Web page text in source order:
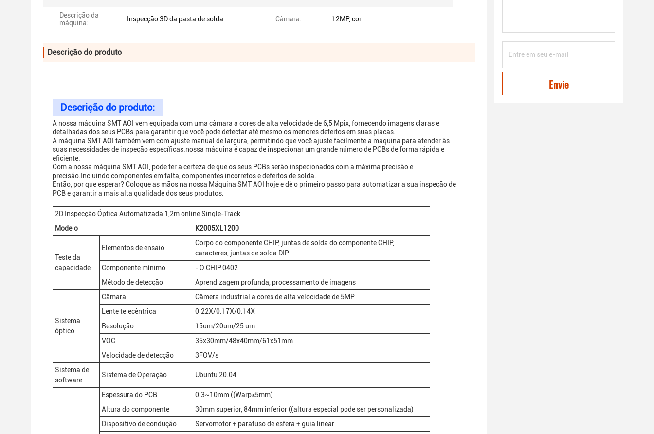
Descrição da
máquina:
Inspecção 3D da pasta de solda Câmara: 12MP, cor
Descrição do produto
Descrição do produto:
A nossa máquina SMT AOI vem equipada com uma câmara a cores de alta velocidade de 6,5 Mpix, fornecendo imagens claras e
detalhadas dos seus PCBs.para garantir que você pode detectar até mesmo os menores defeitos em suas placas.
A máquina SMT AOI também vem com ajuste manual de largura, permitindo que você ajuste facilmente a máquina para atender às
suas necessidades de inspeção específicas.nossa máquina é capaz de inspecionar um grande número de PCBs de forma rápida e
eficiente.
Com a nossa máquina SMT AOI, pode ter a certeza de que os seus PCBs serão inspecionados com a máxima precisão e
precisão.Incluindo componentes em falta, componentes incorretos e defeitos de solda.
Então, por que esperar? Coloque as mãos na nossa Máquina SMT AOI hoje e dê o primeiro passo para automatizar a sua inspeção de
PCB e garantir a mais alta qualidade dos seus produtos.
2D Inspecção Óptica Automatizada 1,2m online Single-Track
Modelo
K2005XL1200
Teste da
capacidade
Elementos de ensaio
Corpo do componente CHIP, juntas de solda do componente CHIP,
caracteres, juntas de solda DIP
Componente mínimo
- O CHIP.0402
Método de detecção
Aprendizagem profunda, processamento de imagens
Sistema
óptico
Câmara
Câmera industrial a cores de alta velocidade de 5MP
Lente telecêntrica
0.22X/0.17X/0.14X
Resolução
15um/20um/25 um
VOC
36x30mm/48x40mm/61x51mm
Velocidade de detecção
3FOV/s
Sistema de
software
Sistema de Operação Ubuntu 20.04
Espessura do PCB
0.3~10mm ((Warp≤5mm)
Altura do componente
30mm superior, 84mm inferior ((altura especial pode ser personalizada)
Dispositivo de condução
Servomotor + parafuso de esfera + guia linear
Envie